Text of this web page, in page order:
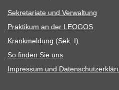
Sekre­ta­riate und Verwaltung
Prak­ti­kum an der LEOGOS
Krank­mel­dung (Sek. I)
So fin­den Sie uns
Impres­sum und